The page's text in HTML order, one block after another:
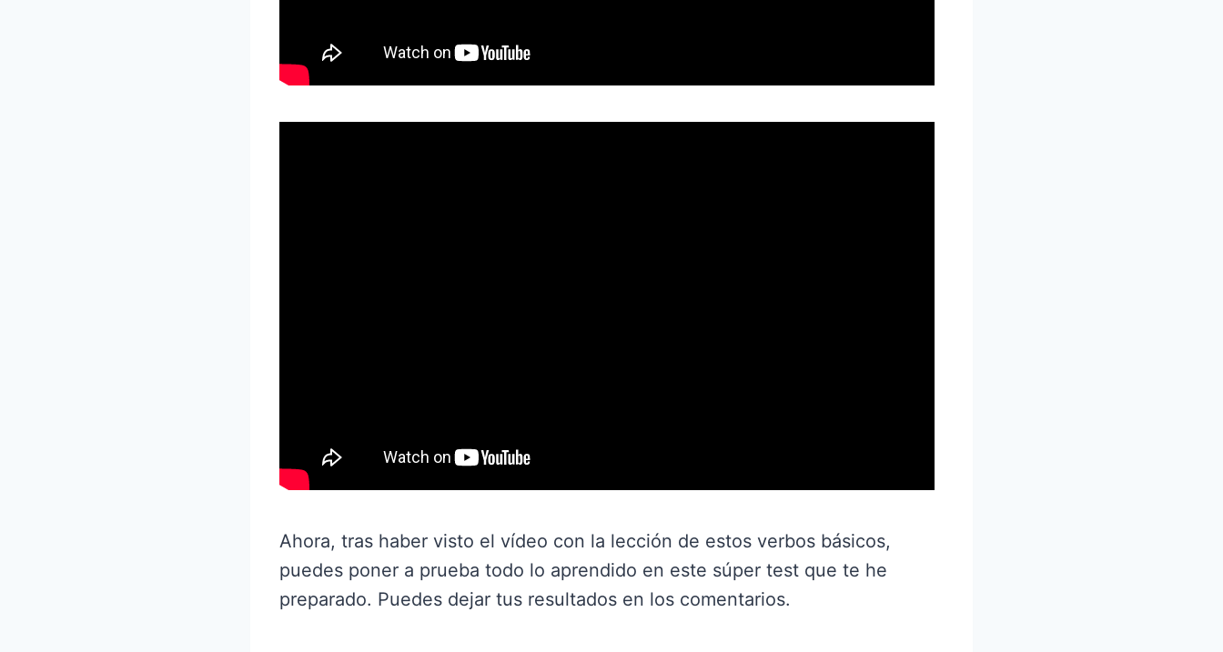
Ahora, tras haber visto el vídeo con la lección de estos verbos básicos,
puedes poner a prueba todo lo aprendido en este súper test que te he
preparado. Puedes dejar tus resultados en los comentarios.